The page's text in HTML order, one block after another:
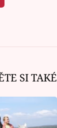
SI TAKÉ